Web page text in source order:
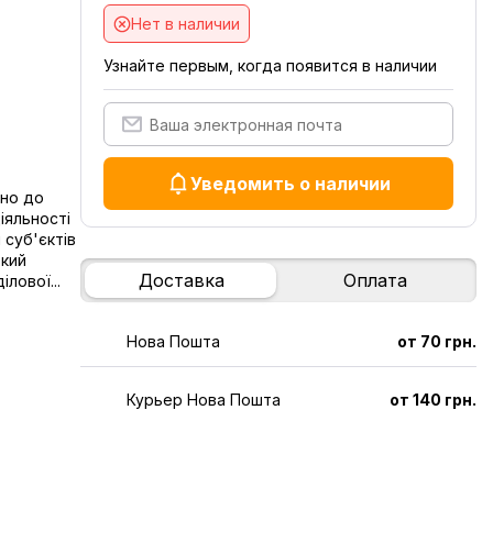
до
Нет в наличии
Узнайте первым, когда появится в наличии
Уведомить о наличии
Доставка Оплата
Нова Пошта от 70 грн.
Курьер Нова Пошта от 140 грн.